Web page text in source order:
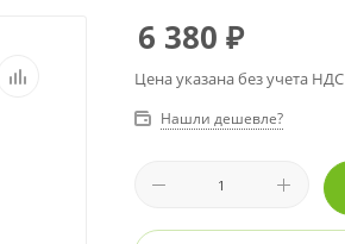
6 380 ₽
Цена указана без учета НДС
Нашли дешевле?